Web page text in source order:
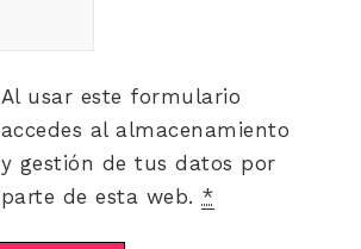
Al usar este formulario
accedes al almacenamiento
y gestión de tus datos por
parte de esta web. *